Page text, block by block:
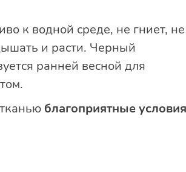
к водной среде, не гниет, не
и расти. Черный
ранней весной для
благоприятные условия